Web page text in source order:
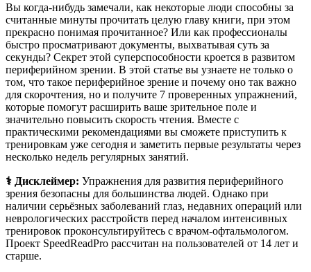
Вы когда-нибудь замечали, как некоторые люди способны за
считанные минуты прочитать целую главу книги, при этом
прекрасно понимая прочитанное? Или как профессионалы
быстро просматривают документы, выхватывая суть за
секунды? Секрет этой суперспособности кроется в развитом
периферийном зрении. В этой статье вы узнаете не только о
том, что такое периферийное зрение и почему оно так важно
для скорочтения, но и получите 7 проверенных упражнений,
которые помогут расширить ваше зрительное поле и
значительно повысить скорость чтения. Вместе с
практическими рекомендациями вы сможете приступить к
тренировкам уже сегодня и заметить первые результаты через
несколько недель регулярных занятий.
⚕️ Дисклеймер: Упражнения для развития периферийного
зрения безопасны для большинства людей. Однако при
наличии серьёзных заболеваний глаз, недавних операций или
неврологических расстройств перед началом интенсивных
тренировок проконсультируйтесь с врачом-офтальмологом.
Проект SpeedReadPro рассчитан на пользователей от 14 лет и
старше.